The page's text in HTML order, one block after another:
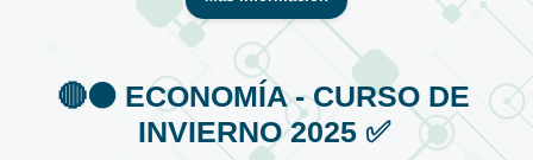
🔴⚫️ ECONOMÍA - CURSO DE
INVIERNO 2025 ✅